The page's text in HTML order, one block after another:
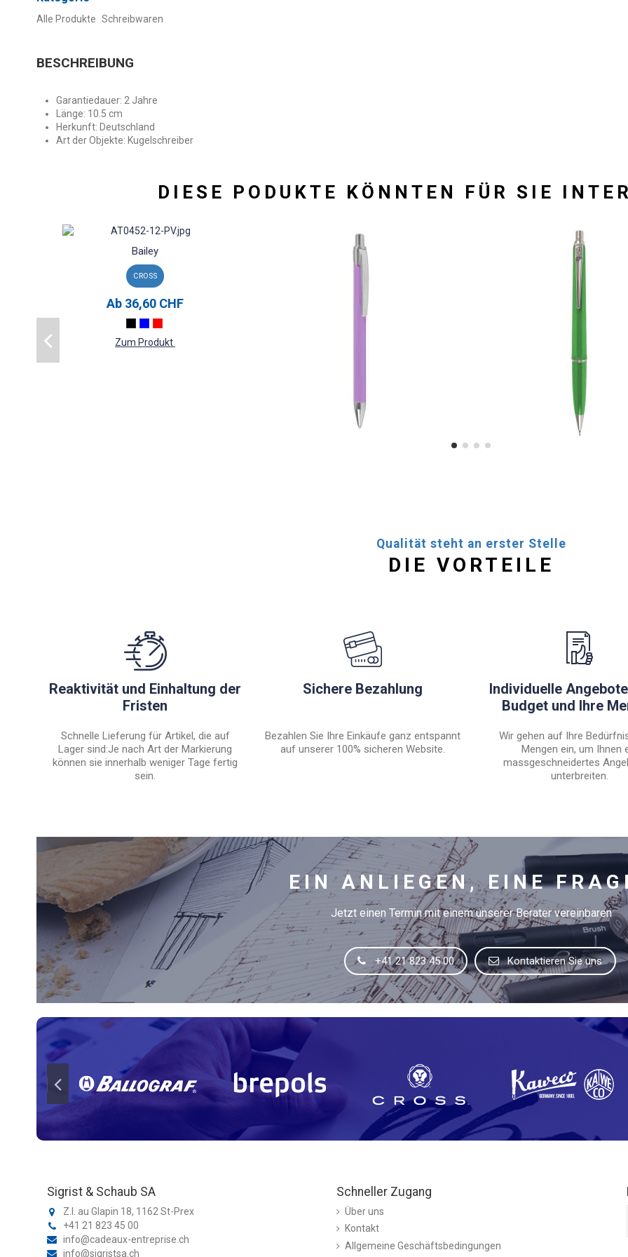
Alle Produkte Schreibwaren
BESCHREIBUNG
Garantiedauer: 2 Jahre
Länge: 10.5 cm
Herkunft: Deutschland
Art der Objekte: Kugelschreiber
DIESE PODUKTE KÖNNTEN FÜR SIE
Bailey
CROSS
Ab 36,60 CHF
Zum Produkt
Qualität steht an erster Stelle
DIE VORTEILE
Reaktivität und Einhaltung der
Fristen
Schnelle Lieferung für Artikel, die auf
Lager sind:Je nach Art der Markierung
können sie innerhalb weniger Tage fertig
sein.
Sichere Bezahlung
Bezahlen Sie Ihre Einkäufe ganz entspannt
auf unserer 100% sicheren Website.
Individuelle
Budget und Ihre
Wir gehen auf Ihre
Mengen ein, um Ihnen
massgeschneidertes
unterbreiten.
EIN ANLIEGEN, EINE
Jetzt einen Termin mit einem unserer Berater vereinbaren
+41 21 823 45 00 Kontaktieren Sie uns
Sigrist & Schaub SA
Z.I. au Glapin 18, 1162 St-Prex
+41 21 823 45 00
info@cadeaux-entreprise.ch
info@sigristsa.ch
Schneller Zugang
Über uns
Kontakt
Allgemeine Geschäftsbedingungen